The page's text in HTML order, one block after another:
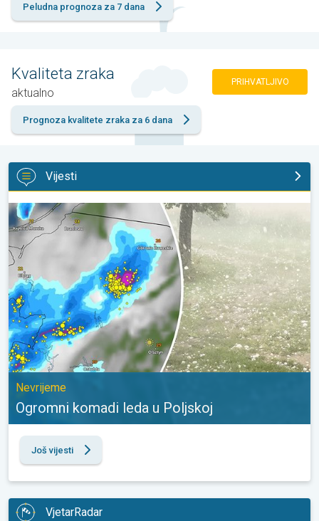
Peludna prognoza za 7 dana
Kvaliteta zraka
aktualno
PRIHVATLJIVO
Prognoza kvalitete zraka za 6 dana
Vijesti
Ogromni komadi leda u Poljskoj. Nevrijeme. . .
Nevrijeme
Ogromni komadi leda u Poljskoj
Još vijesti
VjetarRadar